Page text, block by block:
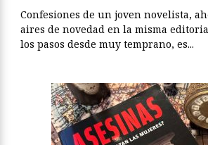
Confesiones de un joven novelista,
aires de novedad en la misma
los pasos desde muy temprano, es...